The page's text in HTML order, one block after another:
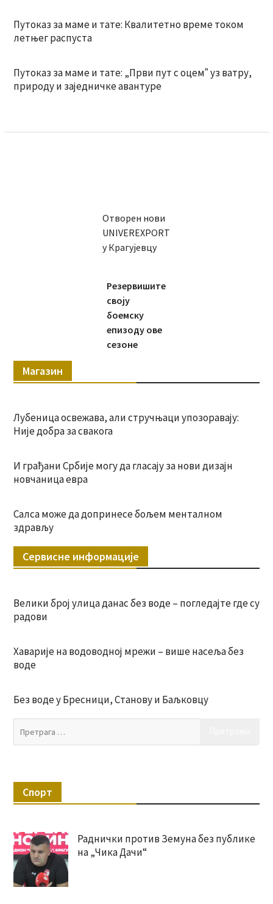
Путоказ за маме и тате: Квалитетно време током
летњег распуста
Путоказ за маме и тате: „Први пут с оцемˮ уз ватру,
природу и заједничке авантуре
Отворен нови
UNIVEREXPORT
у Крагујевцу
Резервишите
своју
боемску
епизоду ове
сезоне
Магазин
Лубеница освежава, али стручњаци упозоравају:
Није добра за свакога
И грађани Србије могу да гласају за нови дизајн
новчаница евра
Салса може да допринесе бољем менталном
здрављу
Сервисне информације
Велики број улица данас без воде – погледајте где су
радови
Хаварије на водоводној мрежи – више насеља без
воде
Без воде у Бресници, Станову и Баљковцу
Спорт
Раднички против Земуна без публике
на „Чика Дачи“